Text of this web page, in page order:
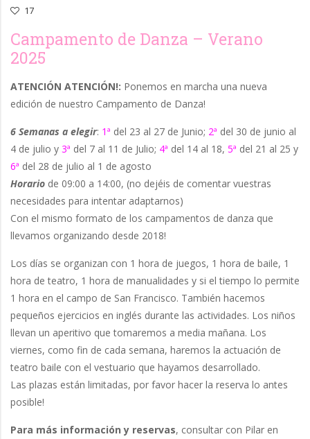
17
Campamento de Danza – Verano
2025
ATENCIÓN ATENCIÓN!: Ponemos en marcha una nueva
edición de nuestro Campamento de Danza!
6 Semanas a elegir: 1ª del 23 al 27 de Junio; 2ª del 30 de junio al
4 de julio y 3ª del 7 al 11 de Julio; 4ª del 14 al 18, 5ª del 21 al 25 y
6ª del 28 de julio al 1 de agosto
Horario de 09:00 a 14:00, (no dejéis de comentar vuestras
necesidades para intentar adaptarnos)
Con el mismo formato de los campamentos de danza que
llevamos organizando desde 2018!
Los días se organizan con 1 hora de juegos, 1 hora de baile, 1
hora de teatro, 1 hora de manualidades y si el tiempo lo permite
1 hora en el campo de San Francisco. También hacemos
pequeños ejercicios en inglés durante las actividades. Los niños
llevan un aperitivo que tomaremos a media mañana. Los
viernes, como fin de cada semana, haremos la actuación de
teatro baile con el vestuario que hayamos desarrollado.
Las plazas están limitadas, por favor hacer la reserva lo antes
posible!
Para más información y reservas, consultar con Pilar en